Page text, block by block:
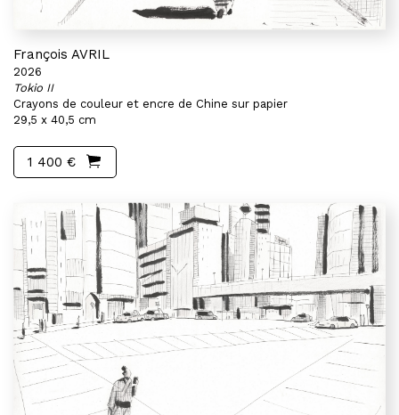
François AVRIL
2026
Tokio II
Crayons de couleur et encre de Chine sur papier
29,5 x 40,5 cm
1 400 €